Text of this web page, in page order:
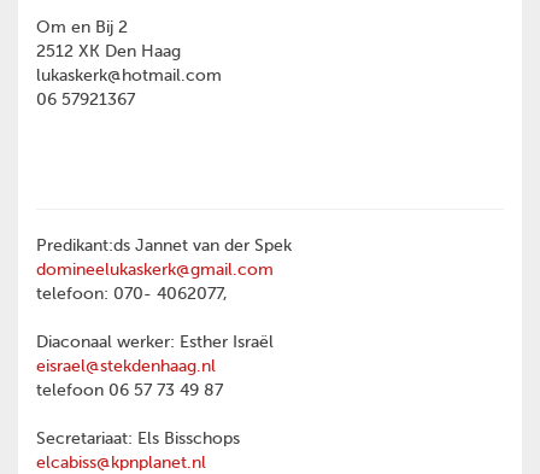
Om en Bij 2
2512 XK Den Haag
lukaskerk@hotmail.com
06 57921367
Predikant:ds Jannet van der Spek
domineelukaskerk@gmail.com
telefoon: 070- 4062077,
Diaconaal werker: Esther Israël
eisrael@stekdenhaag.nl
telefoon 06 57 73 49 87
Secretariaat: Els Bisschops
elcabiss@kpnplanet.nl